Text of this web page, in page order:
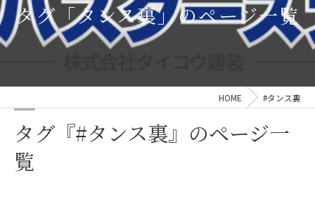
タグ「タンス裏」のページ一覧
HOME #タンス裏
タグ『#タンス裏』のページ一
覧